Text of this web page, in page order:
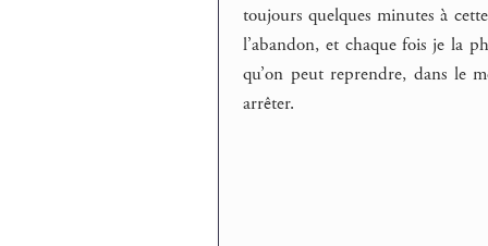
toujours quelques minutes à
l’abandon, et chaque fois je la
qu’on peut reprendre, dans le
arrêter.